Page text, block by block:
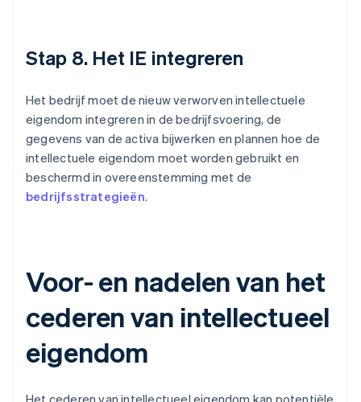
Stap 8. Het IE integreren
Het bedrijf moet de nieuw verworven intellectuele
eigendom integreren in de bedrijfsvoering, de
gegevens van de activa bijwerken en plannen hoe de
intellectuele eigendom moet worden gebruikt en
beschermd in overeenstemming met de
bedrijfsstrategieën.
Voor- en nadelen van het
cederen van intellectueel
eigendom